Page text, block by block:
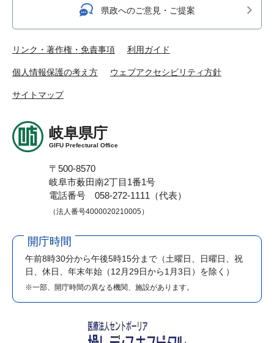
県政へのご意見・ご提案
リンク・著作権・免責事項 利用ガイド
個人情報保護の考え方 ウェブアクセシビリティ方針
サイトマップ
岐阜県庁
GIFU Prefectural Office
〒500-8570
岐阜市薮田南2丁目1番1号
電話番号 058-272-1111（代表）
（法人番号4000020210005）
開庁時間
午前8時30分から午後5時15分まで （土曜日、日曜日、祝
日、休日、年末年始（12月29日から1月3日）を除く）
※一部、開庁時間の異なる機関、施設があります。